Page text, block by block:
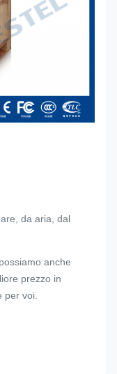
da aria, dal
anche
prezzo in
per voi.